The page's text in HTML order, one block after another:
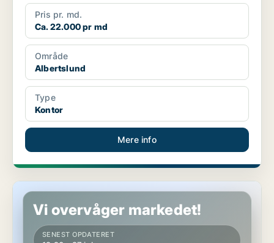
Pris pr. md.
Ca. 22.000 pr md
Område
Albertslund
Type
Kontor
Mere info
Kontor i Albertslund
Vi overvåger markedet!
SENEST OPDATERET